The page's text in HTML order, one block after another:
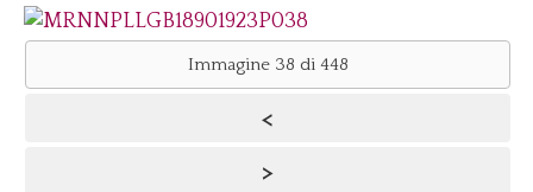
Consultazione
Immagini digitali
Immagine 38 di 448
<
>